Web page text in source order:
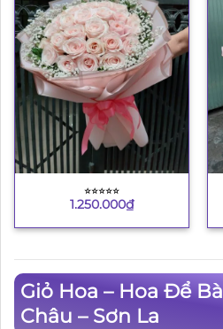
⭐︎⭐︎⭐︎⭐︎⭐︎
1.250.000₫
Giỏ Hoa – Hoa Để
Châu – Sơn La